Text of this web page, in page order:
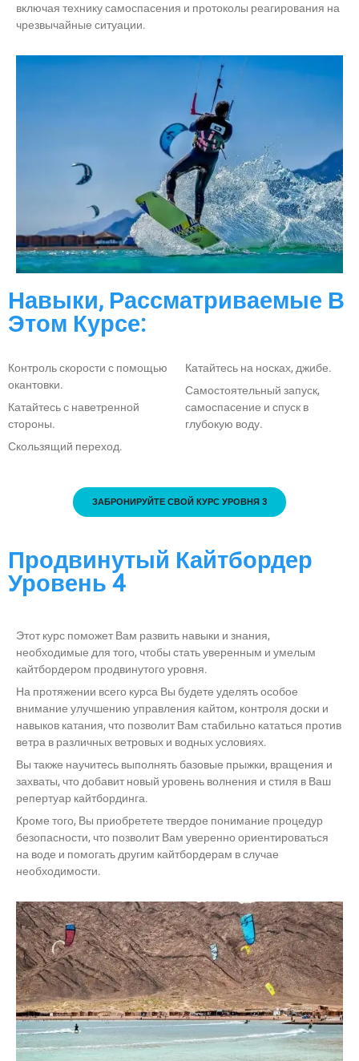
включая технику самоспасения и протоколы реагирования на
чрезвычайные ситуации.
Навыки, Рассматриваемые В
Этом Курсе:
Контроль скорости с помощью
окантовки.
Катайтесь с наветренной
стороны.
Скользящий переход.
Катайтесь на носках, джибе.
Самостоятельный запуск,
самоспасение и спуск в
глубокую воду.
ЗАБРОНИРУЙТЕ СВОЙ КУРС УРОВНЯ 3
Продвинутый Кайтбордер
Уровень 4
Этот курс поможет Вам развить навыки и знания,
необходимые для того, чтобы стать уверенным и умелым
кайтбордером продвинутого уровня.
На протяжении всего курса Вы будете уделять особое
внимание улучшению управления кайтом, контроля доски и
навыков катания, что позволит Вам стабильно кататься против
ветра в различных ветровых и водных условиях.
Вы также научитесь выполнять базовые прыжки, вращения и
захваты, что добавит новый уровень волнения и стиля в Ваш
репертуар кайтбординга.
Кроме того, Вы приобретете твердое понимание процедур
безопасности, что позволит Вам уверенно ориентироваться
на воде и помогать другим кайтбордерам в случае
необходимости.